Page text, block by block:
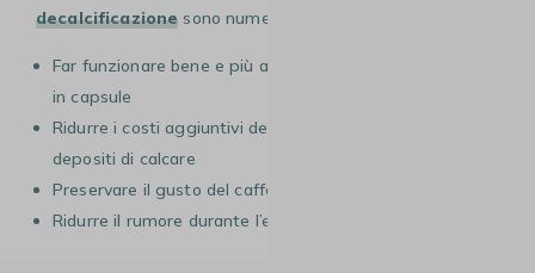
decalcificazione sono numerosi:
Far funzionare bene e più a lungo la macchina da caffè
in capsule
Ridurre i costi aggiuntivi delle riparazioni dovute ai
depositi di calcare
Preservare il gusto del caffè (corpo, aroma e intensità)
Ridurre il rumore durante l’erogazione del caffè